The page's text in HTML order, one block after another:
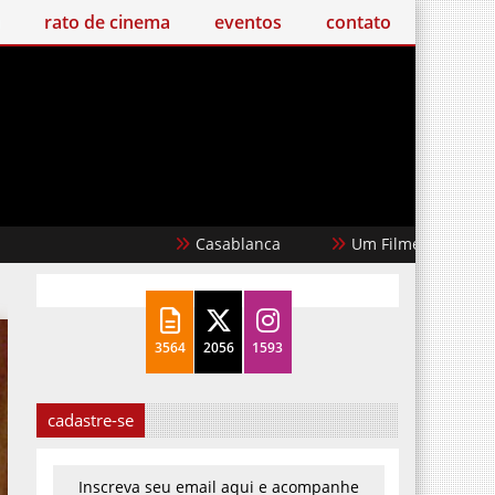
de cinema eventos contato
Casablanca Um Filme Minecraft
3564 2056 1593
cadastre-se
Inscreva seu email aqui e acompanhe